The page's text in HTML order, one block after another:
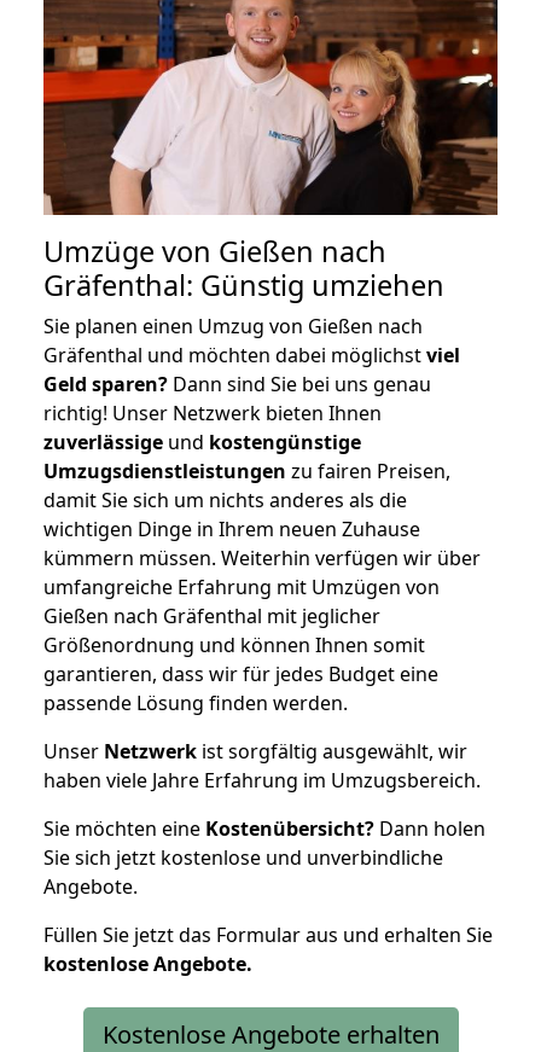
Umzüge von Gießen nach
Gräfenthal: Günstig umziehen
Sie planen einen Umzug von Gießen nach
Gräfenthal und möchten dabei möglichstviel
Geld sparen? Dann sind Sie bei uns genau
richtig! Unser Netzwerk bieten Ihnen
zuverlässige und kostengünstige
Umzugsdienstleistungen zu fairen Preisen,
damit Sie sich um nichts anderes als die
wichtigen Dinge in Ihrem neuen Zuhause
kümmern müssen. Weiterhin verfügen wir über
umfangreiche Erfahrung mit Umzügen von
Gießen nach Gräfenthal mit jeglicher
Größenordnung und können Ihnen somit
garantieren, dass wir für jedes Budget eine
passende Lösung finden werden.
Unser Netzwerk ist sorgfältig ausgewählt, wir
haben viele Jahre Erfahrung im Umzugsbereich.
Sie möchten eine Kostenübersicht? Dann holen
Sie sich jetzt kostenlose und unverbindliche
Angebote.
Füllen Sie jetzt das Formular aus und erhalten Sie
kostenloseAngebote.
Kostenlose Angebote erhalten